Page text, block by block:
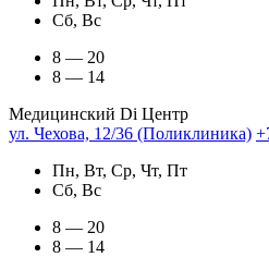
Сб, Вс
8 — 20
8 — 14
Медицинский Di Центр
ул. Чехова, 12/36 (Поликлиника)
Пн, Вт, Ср, Чт, Пт
Сб, Вс
8 — 20
8 — 14